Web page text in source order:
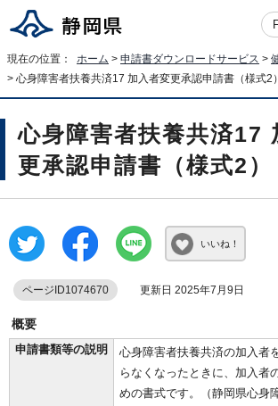
現在の位置： ホーム > 申請書ダウンロードサービス >
> 心身障害者扶養共済17 加入者変更承認申請書（様式2）
心身障害者扶養共済17
更承認申請書（様式2）
いいね！
ページID1074670 更新日 2025年7月9日
概要
申請書類等の説明
心身障害者扶養共済の加入者
らなくなったときに、加入者
めの書式です。（静岡県心身